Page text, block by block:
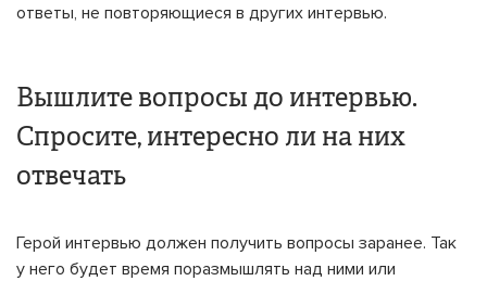
ответы, не повторяющиеся в других интервью.
Вышлите вопросы до интервью.
Спросите, интересно ли на них
отвечать
Герой интервью должен получить вопросы заранее. Так
у него будет время поразмышлять над ними или